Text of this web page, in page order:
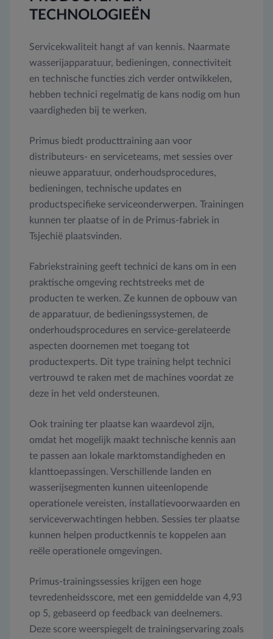
TECHNOLOGIEËN
Servicekwaliteit hangt af van kennis. Naarmate
wasserijapparatuur, bedieningen, connectiviteit
en technische functies zich verder ontwikkelen,
hebben technici regelmatig de kans nodig om hun
vaardigheden bij te werken.
Primus biedt producttraining aan voor
distributeurs- en serviceteams, met sessies over
nieuwe apparatuur, onderhoudsprocedures,
bedieningen, technische updates en
productspecifieke serviceonderwerpen. Trainingen
kunnen ter plaatse of in de Primus-fabriek in
Tsjechië plaatsvinden.
Fabriekstraining geeft technici de kans om in een
praktische omgeving rechtstreeks met de
producten te werken. Ze kunnen de opbouw van
de apparatuur, de bedieningssystemen, de
onderhoudsprocedures en service-gerelateerde
aspecten doornemen met toegang tot
productexperts. Dit type training helpt technici
vertrouwd te raken met de machines voordat ze
deze in het veld ondersteunen.
Ook training ter plaatse kan waardevol zijn,
omdat het mogelijk maakt technische kennis aan
te passen aan lokale marktomstandigheden en
klanttoepassingen. Verschillende landen en
wasserijsegmenten kunnen uiteenlopende
operationele vereisten, installatievoorwaarden en
serviceverwachtingen hebben. Sessies ter plaatse
kunnen helpen productkennis te koppelen aan
reële operationele omgevingen.
Primus-trainingssessies krijgen een hoge
tevredenheidsscore, met een gemiddelde van 4,93
op 5, gebaseerd op feedback van deelnemers.
Deze score weerspiegelt de trainingservaring zoals